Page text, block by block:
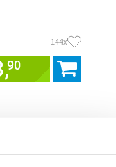
144x
90
(maandag)